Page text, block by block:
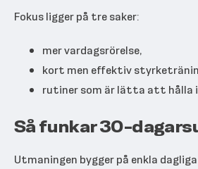
Fokus ligger på tre saker:
mer vardagsrörelse,
kort men effektiv
rutiner som är lätta att hålla
Så funkar 30-
Utmaningen bygger på enkla